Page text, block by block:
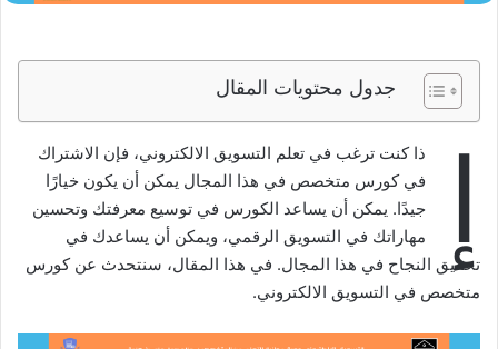
جدول محتويات المقال
إ
ذا كنت ترغب في تعلم التسويق الالكتروني، فإن الاشتراك
في كورس متخصص في هذا المجال يمكن أن يكون خيارًا
جيدًا. يمكن أن يساعد الكورس في توسيع معرفتك وتحسين
مهاراتك في التسويق الرقمي، ويمكن أن يساعدك في
تحقيق النجاح في هذا المجال. في هذا المقال، سنتحدث عن كورس
متخصص في التسويق الالكتروني.